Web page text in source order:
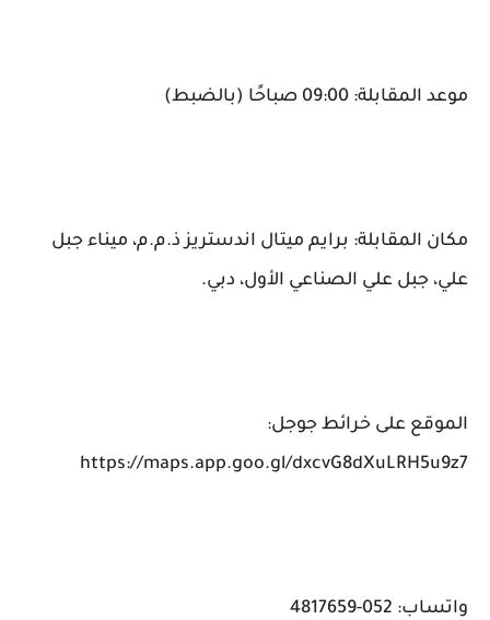
موعد المقابلة: 09:00 صباحًا (بالضبط)
مكان المقابلة: برايم ميتال اندستريز ذ.م.م، ميناء جبل
علي، جبل علي الصناعي الأول، دبي.
الموقع على خرائط جوجل:
https://maps.app.goo.gl/dxcvG8dXuLRH5u9z7
واتساب: 052-4817659